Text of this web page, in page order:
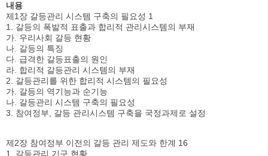
내용
제1장 갈등관리 시스템 구축의 필요성 1
1. 갈등의 폭발적 표출과 합리적 관리시스템의 부재
가. 우리사회 갈등 현황
나. 갈등의 특징
다. 급격한 갈등표출의 원인
라. 합리적 갈등관리 시스템의 부재
2. 갈등관리를 위한 합리적 시스템의 필요성
가. 갈등의 역기능과 순기능
나. 갈등관리 시스템 구축의 필요성
3. 참여정부, 갈등 관리시스템 구축을 국정과제로 설정
제2장 참여정부 이전의 갈등 관리 제도와 한계 16
1. 갈등관리 기구 현황